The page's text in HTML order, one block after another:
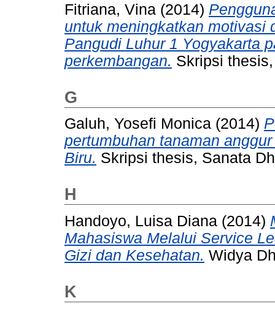
Fitriana, Vina (2014)
untuk meningkatkan motivasi
Pangudi Luhur 1 Yogyakarta
perkembangan. Skripsi
G
Galuh, Yosefi Monica (2014)
pertumbuhan tanaman
Biru. Skripsi thesis, Sanata
H
Handoyo, Luisa Diana (2014)
Mahasiswa Melalui Service
Gizi dan Kesehatan. Widya
K